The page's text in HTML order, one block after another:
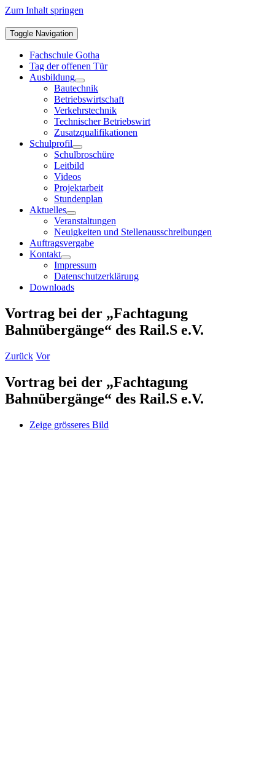
Zum Inhalt springen
Toggle Navigation
Fachschule Gotha
Tag der offenen Tür
Ausbildung
Bautechnik
Betriebswirtschaft
Verkehrstechnik
Technischer Betriebswirt
Zusatzqualifikationen
Schulprofil
Schulbroschüre
Leitbild
Videos
Projektarbeit
Stundenplan
Aktuelles
Veranstaltungen
Neuigkeiten und Stellenausschreibungen
Auftragsvergabe
Kontakt
Impressum
Datenschutzerklärung
Downloads
Vortrag bei der „Fachtagung
Bahnübergänge“ des Rail.S e.V.
Zurück Vor
Vortrag bei der „Fachtagung
Bahnübergänge“ des Rail.S e.V.
Zeige grösseres Bild